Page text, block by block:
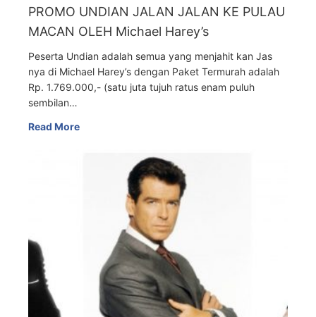
PROMO UNDIAN JALAN JALAN KE PULAU
MACAN OLEH Michael Harey’s
Peserta Undian adalah semua yang menjahit kan Jas
nya di Michael Harey’s dengan Paket Termurah adalah
Rp. 1.769.000,- (satu juta tujuh ratus enam puluh
sembilan…
Read More